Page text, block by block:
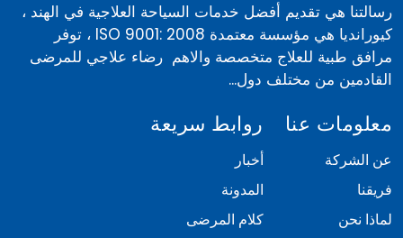
رسالتنا هي تقديم أفضل خدمات السياحة العلاجية في الهند ،
كيورانديا هي مؤسسة معتمدة ISO 9001: 2008 ، توفر
مرافق طبية للعلاج متخصصة والاهم رضاء علاجي للمرضى
القادمين من مختلف دول...
معلومات عنا
عن الشركة
فريقنا
لماذا نحن
روابط سريعة
أخبار
المدونة
كلام المرضى